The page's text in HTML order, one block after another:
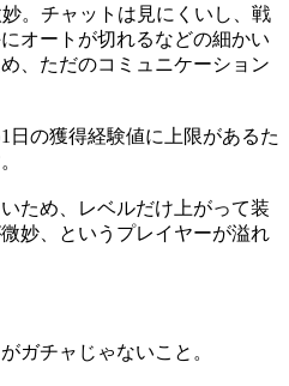
。チャットは見にくいし、戦
オートが切れるなどの細かい
、ただのコミュニケーション
日の獲得経験値に上限があるた
ため、レベルだけ上がって装
妙、というプレイヤーが溢れ
ガチャじゃないこと。